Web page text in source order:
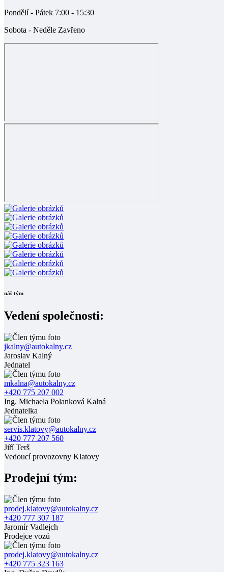
Pondělí - Pátek 7:00 - 15:30
Sobota - Neděle Zavřeno
náš tým
Vedení společnosti:
jkalny@autokalny.cz
Jaroslav Kalný
Jednatel
mkalna@autokalny.cz
+420 775 207 002
Ing. Michaela Polanková Kalná
Jednatelka
servis.klatovy@autokalny.cz
+420 777 207 560
Jiří Terš
Vedoucí provozovny Klatovy
Prodejní tým:
prodej.klatovy@autokalny.cz
+420 777 307 187
Jaromír Vadlejch
Prodejce vozů
prodej.klatovy@autokalny.cz
+420 775 323 163